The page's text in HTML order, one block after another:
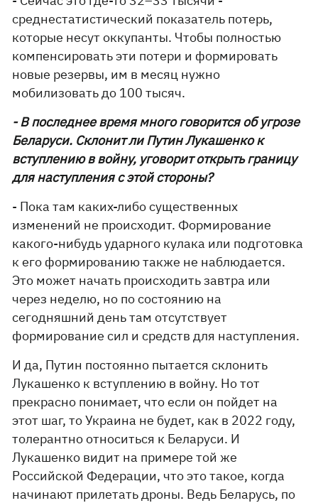
среднестатистический показатель потерь,
которые несут оккупанты. Чтобы полностью
компенсировать эти потери и формировать
новые резервы, им в месяц нужно
мобилизовать до 100 тысяч.
- В последнее время много говорится об угрозе
Беларуси. Склонит ли Путин Лукашенко к
вступлению в войну, уговорит открыть границу
для наступления с этой стороны?
- Пока там каких-либо существенных
изменений не происходит. Формирование
какого-нибудь ударного кулака или подготовка
к его формированию также не наблюдается.
Это может начать происходить завтра или
через неделю, но по состоянию на
сегодняшний день там отсутствует
формирование сил и средств для наступления.
И да, Путин постоянно пытается склонить
Лукашенко к вступлению в войну. Но тот
прекрасно понимает, что если он пойдет на
этот шаг, то Украина не будет, как в 2022 году,
толерантно относиться к Беларуси. И
Лукашенко видит на примере той же
Российской Федерации, что это такое, когда
начинают прилетать дроны. Ведь Беларусь, по